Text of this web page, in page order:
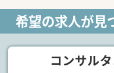
希望の求人が
コンサル